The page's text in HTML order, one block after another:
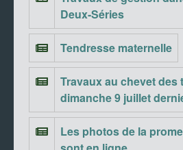
Deux-Séries
Tendresse maternelle
Travaux au chevet des
dimanche 9 juillet
Les photos de la